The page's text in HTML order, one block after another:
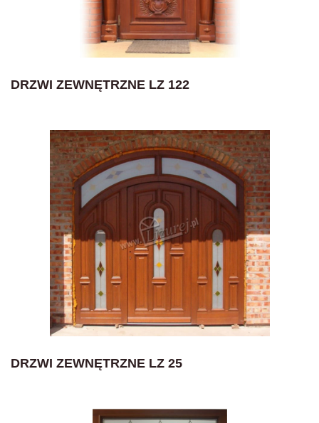
DRZWI ZEWNĘTRZNE LZ 122
DRZWI ZEWNĘTRZNE LZ 25